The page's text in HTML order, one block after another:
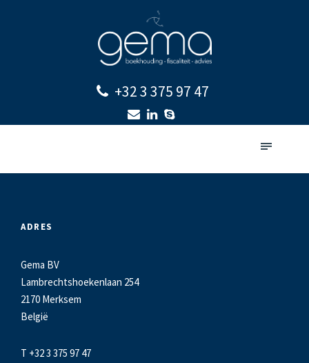
+32 3 375 97 47
ADRES
Gema BV
Lambrechtshoekenlaan 254
2170 Merksem
België
T +32 3 375 97 47